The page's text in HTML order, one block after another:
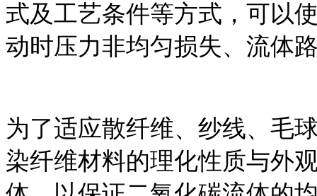
式及工艺条件等方式，可以
动时压力非均匀损失、流体
为了适应散纤维、纱线、毛
染纤维材料的理化性质与外